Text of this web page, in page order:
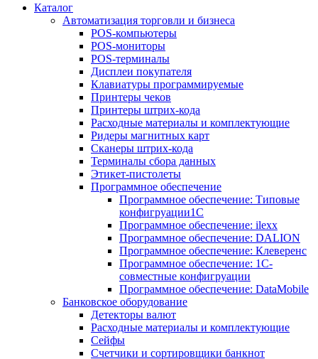
Каталог
Автоматизация торговли и бизнеса
POS-компьютеры
POS-мониторы
POS-терминалы
Дисплеи покупателя
Клавиатуры программируемые
Принтеры чеков
Принтеры штрих-кода
Расходные материалы и комплектующие
Ридеры магнитных карт
Сканеры штрих-кода
Терминалы сбора данных
Этикет-пистолеты
Программное обеспечение
Программное обеспечение: Типовые
конфигруации1С
Программное обеспечение: ilexx
Программное обеспечение: DALION
Программное обеспечение: Клеверенс
Программное обеспечение: 1С-
совместные конфигруации
Программное обеспечение: DataMobile
Банковское оборудование
Детекторы валют
Расходные материалы и комплектующие
Сейфы
Счетчики и сортировщики банкнот